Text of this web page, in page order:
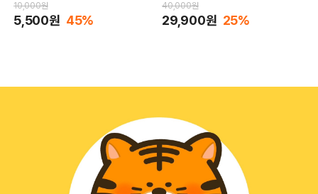
10,000원
5,500원 45%
40,000원
29,900원 25%